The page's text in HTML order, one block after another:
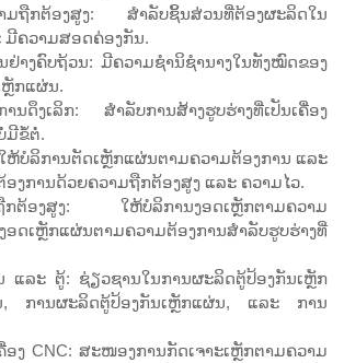
ມຖືກຕ້ອງສູງ: ສຳລັບຊິ້ນສ່ວນທີ່ຕ້ອງຜະລິດໃນ
ມີຄວາມສອດຄ່ອງກັນ.
າງຄົບຖ້ວນ: ມີຄວາມຊຳນິຊຳນາງໃນທັງໝົດຂອງ
ຫຼັກແຜ່ນ.
ນດຶງເລິກ: ສຳລັບການສ້າງຮູບຮ່າງທີ່ເປັນເຄື່ອງ
ມີຂໍ້ຕໍ່.
ຫ້ບໍລິການຕັດເຫຼັກແຜ່ນຕາມຄວາມຕ້ອງການ ແລະ
ງການດ້ວຍຄວາມຖືກຕ້ອງສູງ ແລະ ຄວາມໄວ.
ຖືກຕ້ອງສູງ: ໃຫ້ບໍລິການງອດເຫຼັກຕາມຄວາມ
ເຫຼັກແຜ່ນຕາມຄວາມຕ້ອງການສຳລັບຮູບຮ່າງທີ່
ແລະ ຕູ້: ຊ່ຽວຊານໃນການຜະລິດຕູ້ປ້ອງກັນເຫຼັກ
, ການຜະລິດຕູ້ປ້ອງກັນເຫຼັກແຜ່ນ, ແລະ ການ
ອງ CNC: ສະໜອງການກັດເຈາະເຫຼັກຕາມຄວາມ